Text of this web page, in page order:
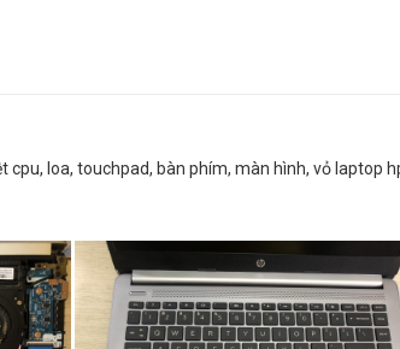
loa, touchpad, bàn phím, màn hình, vỏ laptop